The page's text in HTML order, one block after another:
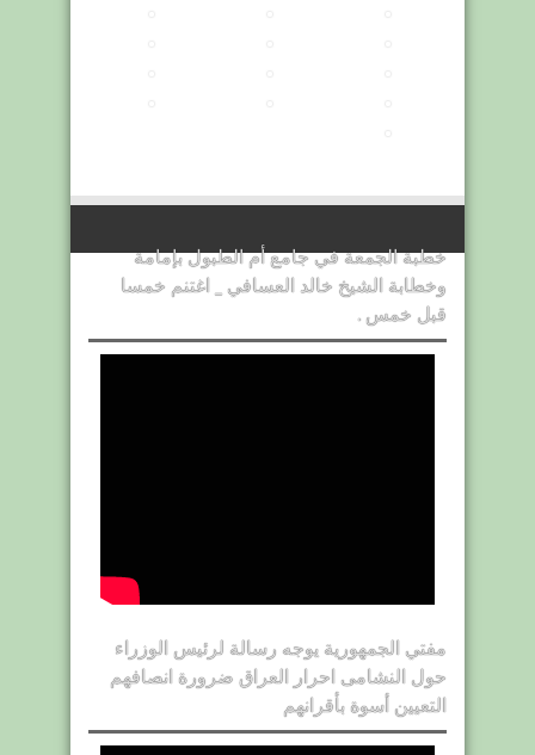
خطبة الجمعة في جامع أم الطبول بإمامة
وخطابة الشيخ خالد العسافي _ اغتنم خمسا
قبل خمس .
مفتي الجمهورية يوجه رسالة لرئيس الوزراء
حول النشامى احرار العراق ضرورة انصافهم
التعيين أسوة بأقرانهم